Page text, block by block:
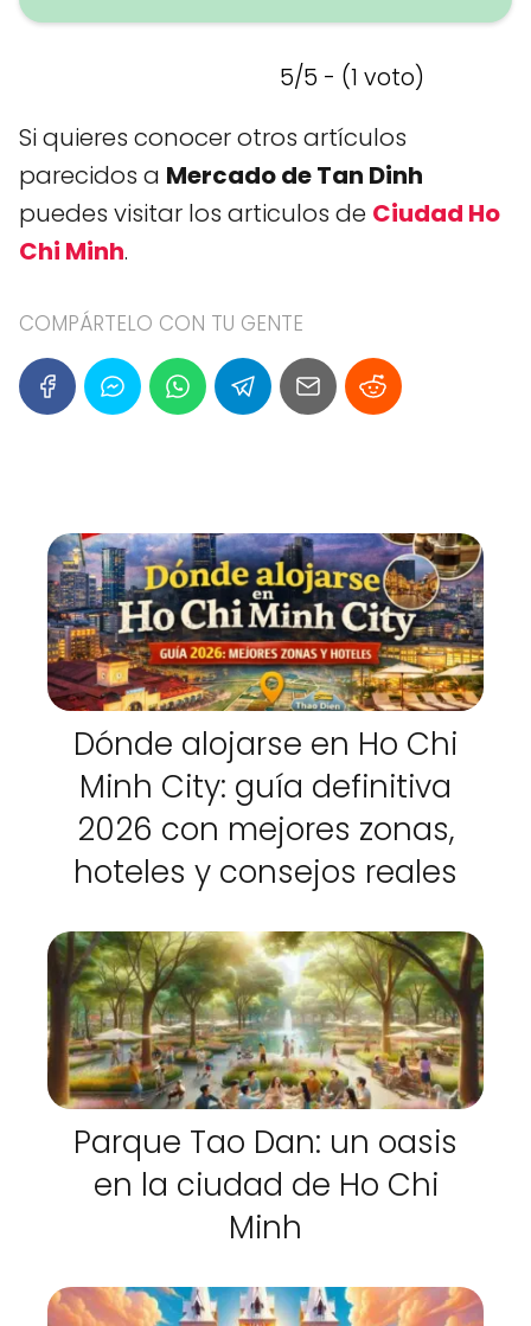
5/5 - (1 voto)
Si quieres conocer otros artículos
parecidos a Mercado de Tan Dinh
puedes visitar los articulos de Ciudad Ho
Chi Minh.
COMPÁRTELO CON TU GENTE
Dónde alojarse en Ho Chi
Minh City: guía definitiva
2026 con mejores zonas,
hoteles y consejos reales
Parque Tao Dan: un oasis
en la ciudad de Ho Chi
Minh